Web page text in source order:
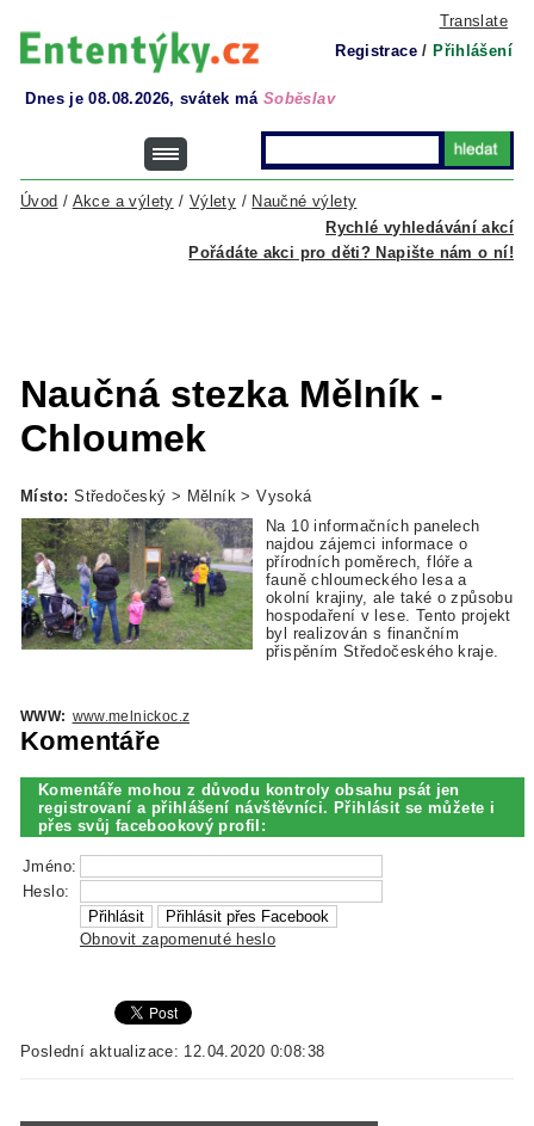
Translate
Registrace / Přihlášení
Dnes je 08.08.2026, svátek má Soběslav
Rychlé vyhledávání akcí
Úvod / Akce a výlety / Výlety / Naučné výlety
Pořádáte akci pro děti? Napište nám o ní!
Naučná stezka Mělník -
Chloumek
Místo: Středočeský > Mělník > Vysoká
Na 10 informačních panelech
najdou zájemci informace o
přírodních poměrech, flóře a
fauně chloumeckého lesa a
okolní krajiny, ale také o způsobu
hospodaření v lese. Tento projekt
byl realizován s finančním
přispěním Středočeského kraje.
WWW: www.melnickoc.z
Komentáře
Komentáře mohou z důvodu kontroly obsahu psát jen
registrovaní a přihlášení návštěvníci. Přihlásit se můžete i
přes svůj facebookový profil:
Jméno:
Heslo:
Obnovit zapomenuté heslo
Poslední aktualizace: 12.04.2020 0:08:38